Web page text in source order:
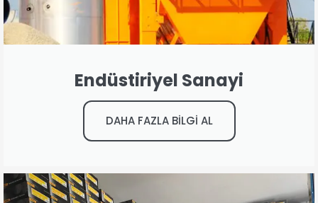
Endüstiriyel Sanayi
DAHA FAZLA BİLGİ AL